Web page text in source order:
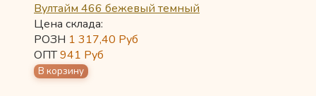
Вултайм 466 бежевый темный
Цена склада:
РОЗН 1 317,40 Руб
ОПТ941 Руб